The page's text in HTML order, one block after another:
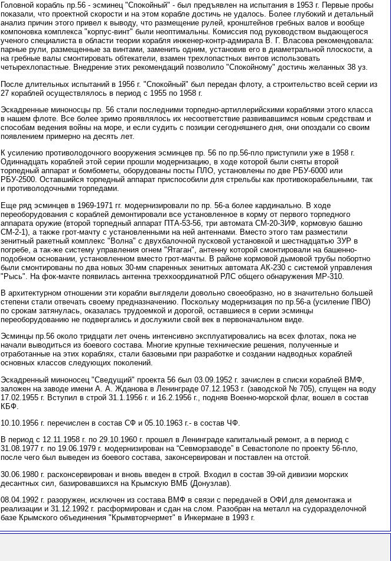
Головной корабль пр.56 - эсминец "Спокойный" - был предъявлен на испытания в 1953 г. Первые пробы
показали, что проектной скорости и на этом корабле достичь не удалось. Более глубокий и детальный
анализ причин этого привел к выводу, что размещение рулей, кронштейнов гребных валов и вообще
компоновка комплекса "корпус-винт" были неоптимальны. Комиссия под руководством выдающегося
ученого специалиста в области теории корабля инженер-контр-адмирала В. Г. Власова рекомендовала:
парные рули, размещенные за винтами, заменить одним, установив его в диаметральной плоскости, а
на гребные валы смонтировать обтекатели, взамен трехлопастных винтов использовать
четырехлопастные. Внедрение этих рекомендаций позволило "Спокойному" достичь желанных 38 уз.
После длительных испытаний в 1956 г. "Спокойный" был передан флоту, а строительство всей серии из
27 кораблей осуществлялось в период с 1955 по 1958 г.
Эскадренные миноносцы пр. 56 стали последними торпедно-артиллерийскими кораблями этого класса
в нашем флоте. Все более зримо проявлялось их несоответствие развивавшимся новым средствам и
способам ведения войны на море, и если судить с позиции сегодняшнего дня, они опоздали со своим
появлением примерно на десять лет.
К усилению противолодочного вооружения эсминцев пр. 56 по пр.56-пло приступили уже в 1958 г.
Одиннадцать кораблей этой серии прошли модернизацию, в ходе которой были сняты второй
торпедный аппарат и бомбометы, оборудованы посты ПЛО, установлены по две РБУ-6000 или
РБУ-2500. Оставшийся торпедный аппарат приспособили для стрельбы как противокорабельными, так
и противолодочными торпедами.
Еще ряд эсминцев в 1969-1971 гг. модернизировали по пр. 56-а более кардинально. В ходе
переоборудования с кораблей демонтировали все установленное в корму от первого торпедного
аппарата оружие (второй торпедный аппарат ПТА-53-56, три автомата СМ-20-ЗИФ, кормовую башню
СМ-2-1), а также грот-мачту с установленными на ней антеннами. Вместо этого там разместили
зенитный ракетный комплекс "Волна" с двухбалочной пусковой установкой и шестнадцатью ЗУР в
погребе, а так-же систему управления огнем "Ятаган", антенну которой смонтировали на башенно-
подобном основании, установленном вместо грот-мачты. В районе кормовой дымовой трубы побортно
были смонтированы по два новых 30-мм спаренных зенитных автомата АК-230 с системой управления
"Рысь". На фок-мачте появилась антенна трехкоординатной РЛС общего обнаружения МР-310.
В архитектурном отношении эти корабли выглядели довольно своеобразно, но в значительно большей
степени стали отвечать своему предназначению. Поскольку модернизация по пр.56-а (усиление ПВО)
по срокам затянулась, оказалась трудоемкой и дорогой, оставшиеся в серии эсминцы
переоборудованию не подвергались и дослужили свой век в первоначальном виде.
Эсминцы пр.56 около тридцати лет очень интенсивно эксплуатировались на всех флотах, пока не
начали выводиться из боевого состава. Многие крупные технические решения, полученные и
отработанные на этих кораблях, стали базовыми при разработке и создании надводных кораблей
основных классов следующих поколений.
Эскадренный миноносец "Сведущий" проекта 56 был 03.09.1952 г. зачислен в списки кораблей ВМФ,
заложен на заводе имени А. А. Жданова в Ленинграде 07.12.1953 г. (заводской № 705), спущен на воду
17.02.1955 г. Вступил в строй 31.1.1956 г. и 16.2.1956 г., подняв Военно-морской флаг, вошел в состав
КБФ.
10.10.1956 г. перечислен в состав СФ и 05.10.1963 г.- в состав ЧФ.
В период с 12.11.1958 г. по 29.10.1960 г. прошел в Ленинграде капитальный ремонт, а в период с
31.08.1977 г. по 19.06.1979 г. модернизирован на “Севморзаводе” в Севастополе по проекту 56-пло,
после чего был выведен из боевого состава, законсервирован и поставлен на отстой.
30.06.1980 г. расконсервирован и вновь введен в строй. Входил в состав 39-ой дивизии морских
десантных сил, базировавшихся на Крымскую ВМБ (Донузлав).
08.04.1992 г. разоружен, исключен из состава ВМФ в связи с передачей в ОФИ для демонтажа и
реализации и 31.12.1992 г. расформирован и сдан на слом. Разобран на металл на судоразделочной
базе Крымского объединения "Крымвторчермет" в Инкермане в 1993 г.